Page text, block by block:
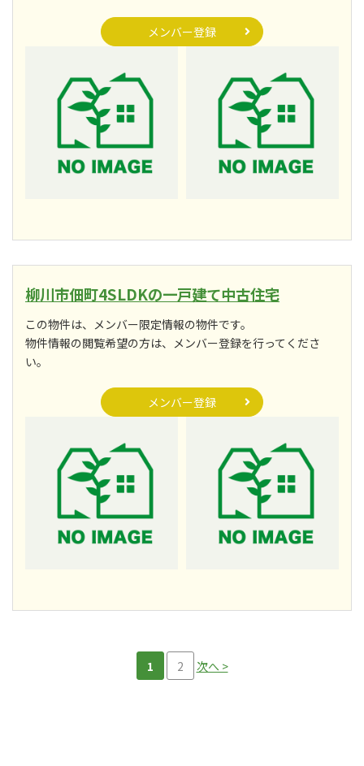
メンバー登録
柳川市佃町4SLDKの一戸建て中古住宅
この物件は、メンバー限定情報の物件です。
物件情報の閲覧希望の方は、メンバー登録を行ってくださ
い。
メンバー登録
1 2 次へ >